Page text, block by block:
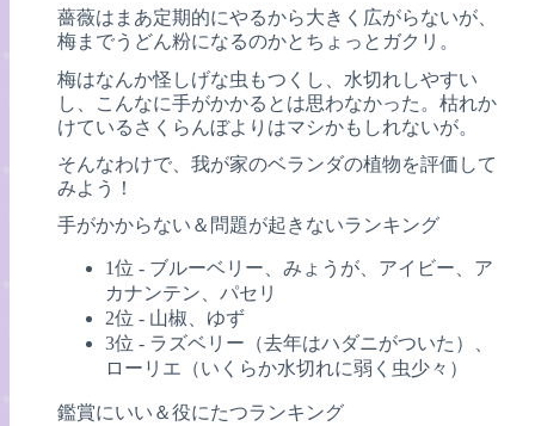
薔薇はまあ定期的にやるから大きく広がらないが、
梅までうどん粉になるのかとちょっとガクリ。
梅はなんか怪しげな虫もつくし、水切れしやすい
し、こんなに手がかかるとは思わなかった。枯れか
けているさくらんぼよりはマシかもしれないが。
そんなわけで、我が家のベランダの植物を評価して
みよう！
手がかからない＆問題が起きないランキング
1位 - ブルーベリー、みょうが、アイビー、ア
カナンテン、パセリ
2位 - 山椒、ゆず
3位 - ラズベリー（去年はハダニがついた）、
ローリエ（いくらか水切れに弱く虫少々）
鑑賞にいい＆役にたつランキング